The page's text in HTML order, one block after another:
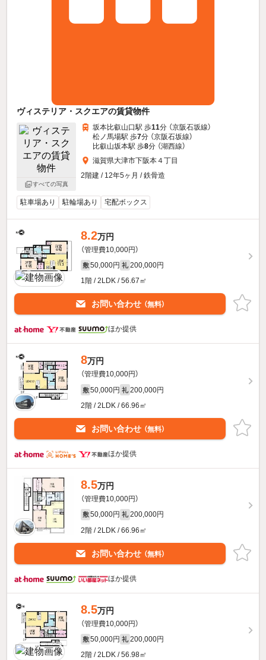
ヴィステリア・スクエアの賃貸物件
すべての写真
坂本比叡山口駅 歩11分 （京阪石坂線）
松ノ馬場駅 歩7分 （京阪石坂線）
比叡山坂本駅 歩8分 （湖西線）
滋賀県大津市下阪本４丁目
2階建 / 12年5ヶ月 / 鉄骨造
駐車場あり 駐輪場あり 宅配ボックス
8.2万円
（管理費10,000円）
敷 50,000円 礼 200,000円
1階 / 2LDK / 56.67㎡
お問い合わせ （無料）
ほか提供
8万円
（管理費10,000円）
敷 50,000円 礼 200,000円
2階 / 2LDK / 66.96㎡
お問い合わせ （無料）
ほか提供
8.5万円
（管理費10,000円）
敷 50,000円 礼 200,000円
2階 / 2LDK / 66.96㎡
お問い合わせ （無料）
ほか提供
8.5万円
（管理費10,000円）
敷 50,000円 礼 200,000円
2階 / 2LDK / 56.98㎡